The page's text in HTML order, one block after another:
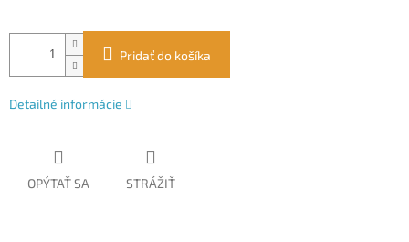
cena:
Pridať do košíka
Detailné informácie
OPÝTAŤ SA STRÁŽIŤ